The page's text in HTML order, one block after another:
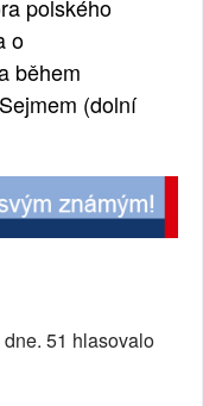
polského
o
během
(dolní
51 hlasovalo